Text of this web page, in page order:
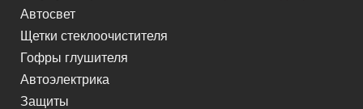
Автосвет
Щетки стеклоочистителя
Гофры глушителя
Автоэлектрика
Защиты